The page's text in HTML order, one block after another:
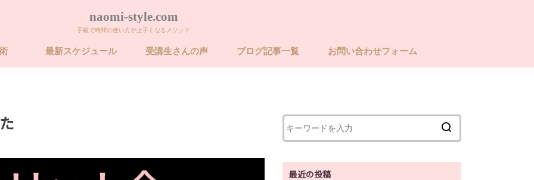
naomi-style.com
手帳で時間の使い方が上手くなるメソッド
術 最新スケジュール 受講生さんの声 ブログ記事一覧 お問い合わせフォーム
最近の投稿